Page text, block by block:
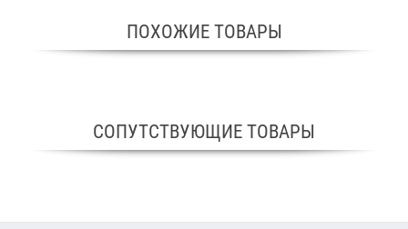
ПОХОЖИЕ ТОВАРЫ
СОПУТСТВУЮЩИЕ ТОВАРЫ